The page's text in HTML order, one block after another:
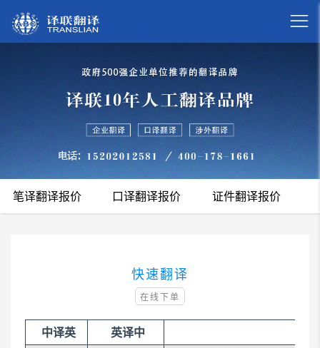

笔译翻译报价 口译翻译报价 证件翻译报价
快速翻译
在线下单
中译英
英译中